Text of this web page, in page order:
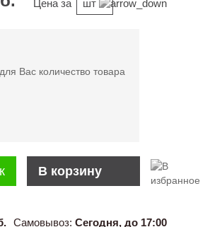
Цена за шт
Вас количество товара
В корзину
Самовывоз: Сегодня, до 17:00